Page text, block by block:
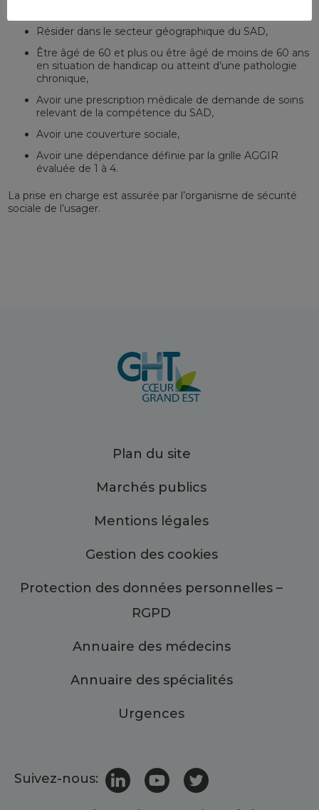
Résider dans le secteur géographique du SAD,
Être âgé de 60 et plus ou être âgé de moins de 60 ans
en situation de handicap ou atteint d’une pathologie
chronique,
Avoir une prescription médicale de demande de soins
relevant de la compétence du SAD,
Avoir une couverture sociale,
Avoir une dépendance définie par la grille AGGIR
évaluée de 1 à 4.
La prise en charge est assurée par l’organisme de sécurité
sociale de l’usager.
Plan du site
Marchés publics
Mentions légales
Gestion des cookies
Protection des données personnelles –
RGPD
Annuaire des médecins
Annuaire des spécialités
Urgences
Suivez-nous: